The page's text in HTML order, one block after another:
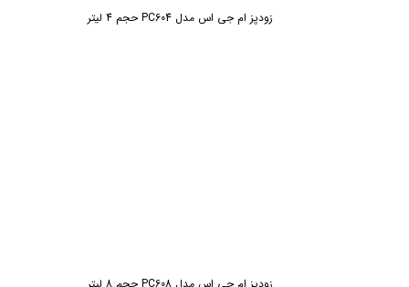
زودپز ام جی اس مدل PC604 حجم 4 لیتر